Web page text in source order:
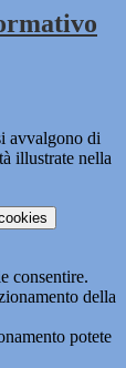
avvalgono di
illustrate nella
consentire.
della
potete